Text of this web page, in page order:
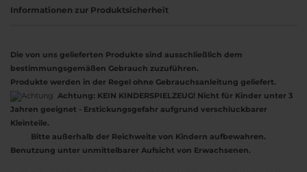
Informationen zur Produktsicherheit
Die von uns gelieferten Produkte sind ausschließlich dem
bestimmungsgemäßen Gebrauch zuzuführen.
Produkte werden in der Regel ohne Gebrauchsanleitung geliefert.
Achtung: KEIN KINDERSPIELZEUG! Nicht für Kinder unter 3
Jahren geeignet - Erstickungsgefahr aufgrund verschluckbarer
Kleinteile.
Bitte außerhalb der Reichweite von Kindern aufbewahren.
Benutzung unter unmittelbarer Aufsicht von Erwachsenen.